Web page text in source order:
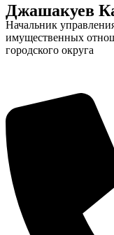
Джашакуев
Начальник
имущественных
городского округа